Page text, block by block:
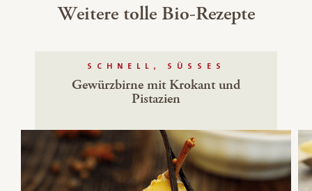
Weitere tolle Bio-Rezepte
SCHNELL, SÜSSES
Gewürzbirne mit Krokant und
Pistazien